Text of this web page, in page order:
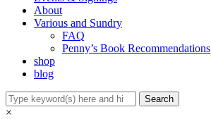
About
Various and Sundry
FAQ
Penny’s Book Recommendations
shop
blog
×